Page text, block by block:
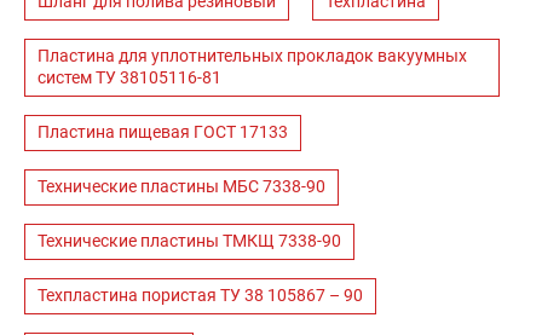
Пластина для уплотнительных прокладок вакуумных
систем ТУ 38105116-81
Пластина пищевая ГОСТ 17133
Технические пластины МБС 7338-90
Технические пластины ТМКЩ 7338-90
Техпластина пористая ТУ 38 105867 – 90